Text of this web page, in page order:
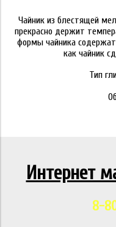
Чайник из блестящей
прекрасно держит
формы чайника
как чайник
Тип
Интернет
8-